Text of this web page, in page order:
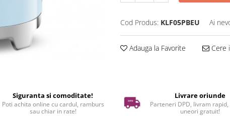
Cod Produs: KLF05PBEU Ai
Adauga la Favorite Cere
Siguranta si comoditate!
Poti achita online cu cardul, ramburs
sau chiar in rate!
Livrare oriunde
Parteneri DPD, livram rapid,
uneori gratuit!